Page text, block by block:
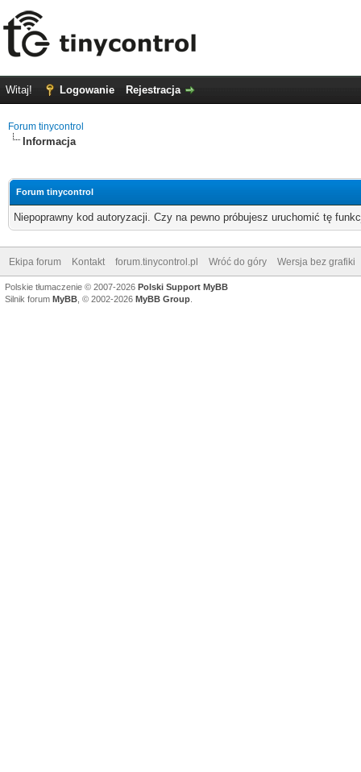
Witaj! Logowanie Rejestracja
Forum tinycontrol
Informacja
Forum tinycontrol
Niepoprawny kod autoryzacji. Czy na pewno próbujesz uruchomić tę
Ekipa forum Kontakt forum.tinycontrol.pl Wróć do góry Wersja bez grafiki
Polskie tłumaczenie © 2007-2026 Polski Support MyBB
Silnik forum MyBB , © 2002-2026 MyBB Group